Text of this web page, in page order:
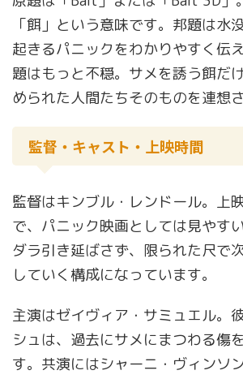
「餌」という意味です。邦題は水
起きるパニックをわかりやすく伝
題はもっと不穏。サメを誘う餌だ
められた人間たちそのものを連想さ
監督・キャスト・上映時間
監督はキンブル・レンドール。上
で、パニック映画としては見やす
ダラ引き延ばさず、限られた尺で
していく構成になっています。
主演はゼイヴィア・サミュエル。
シュは、過去にサメにまつわる傷
す。共演にはシャーニ・ヴィンソ